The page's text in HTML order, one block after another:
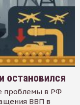
остановился
проблемы в РФ
ВВП в